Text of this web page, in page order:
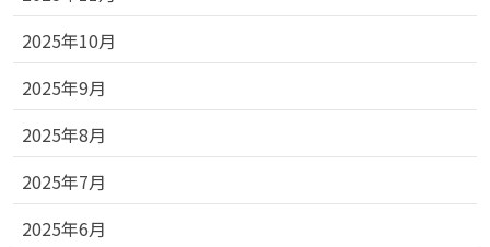
2025年10月
2025年9月
2025年8月
2025年7月
2025年6月